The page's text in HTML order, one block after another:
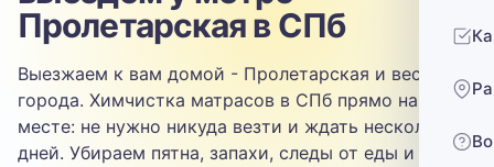
Выберите загрязнение…
ТЕЛЕФОН
Пролетарская в СПб
Выезжаем к вам домой - Пролетарская и весь юг
города. Химчистка матрасов в СПб прямо на
месте: не нужно никуда везти и ждать несколько
дней. Убираем пятна, запахи, следы от еды и